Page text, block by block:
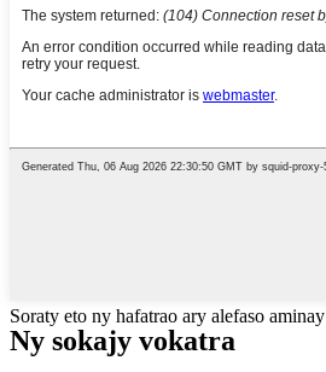
Soraty eto ny hafatrao ary alefaso aminay
Ny sokajy vokatra